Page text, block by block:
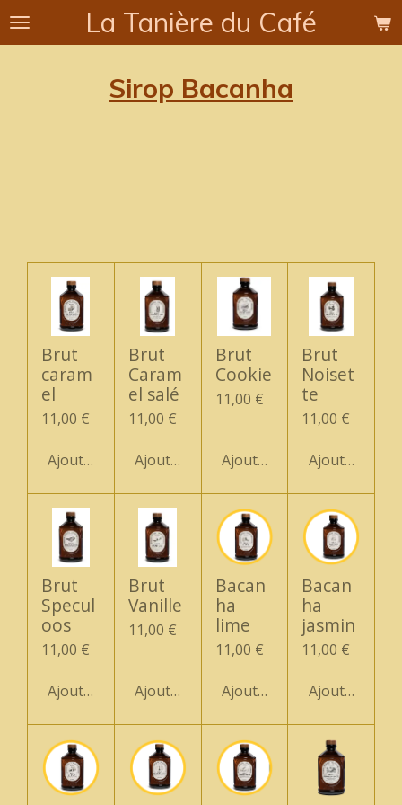
Passer
La Tanière du Café
Sirop Bacanha
Brut
caram
el
11,00 €
Ajouter au panier
Brut
Caram
el salé
11,00 €
Ajouter au panier
Brut
Cookie
11,00 €
Ajouter au panier
Brut
Noiset
te
11,00 €
Ajouter au
Brut
Specul
oos
11,00 €
Ajouter au panier
Brut
Vanille
11,00 €
Ajouter au panier
Bacan
ha
lime
11,00 €
Ajouter au panier
Bacan
ha
jasmin
11,00 €
Ajouter au